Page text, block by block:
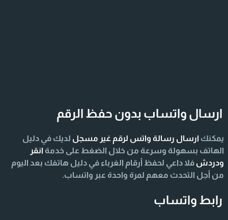
ارسال واتساب بدون حفظ الرقم
يمكنك ارسال رسالة واتس لرقم غير مسجل لديك في دليل
الهاتف بسهولة وسرعة من خلال الضغط على خدمة انقر
ودردش فلا داعي لحفظ أرقام الغرباء في دليل هاتفك بعد اليوم
من أجل التحدث معهم لمرة واحدة عبر واتساب.
رابط واتساب